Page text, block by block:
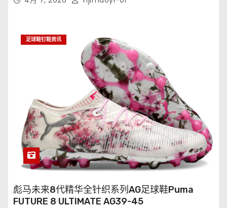
足球鞋钉鞋资讯
彪马未来8代精华全针织系列AG足球鞋Puma
FUTURE 8 ULTIMATE AG39-45